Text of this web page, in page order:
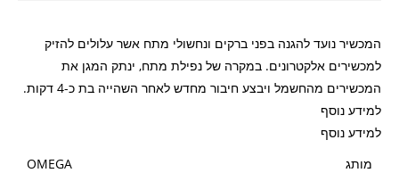
המכשיר נועד להגנה בפני ברקים ונחשולי מתח אשר עלולים להזיק
למכשירים אלקטרונים. במקרה של נפילת מתח, ינתק המגן את
המכשירים מהחשמל ויבצע חיבור מחדש לאחר השהייה בת כ-4 דקות.
למידע נוסף
למידע נוסף
מותג
OMEGA